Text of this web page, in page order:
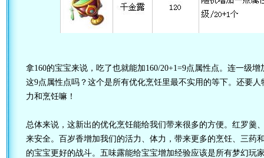
拿160的宝宝来说，吃了也就能加160/20+1=9点属性点。连一级
这9点属性点吗？这个是所有优化烹饪里最不实用的等下。还要
力和烹饪嘛！
总体来说，这新出的优化烹饪能给我们带来很多的方便。红罗羹
来安全。百岁香增加我们的活力、体力，带来更多的烹饪、三药
的宝宝更好的战斗。五味露能给宝宝增加经验应该是所有梦幻玩